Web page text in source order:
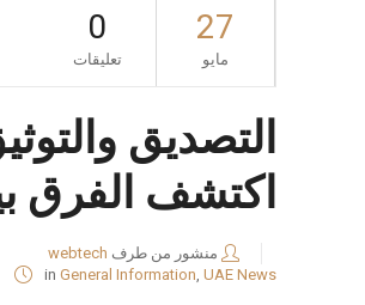
27
مايو
0
تعليقات
التصديق
اكتشف الفرق
منشور من طرف webtech
in General Information UAE News